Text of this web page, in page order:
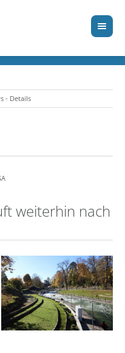
- Details
weiterhin nach